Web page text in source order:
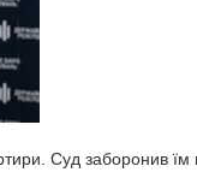
Суд заборонив їм